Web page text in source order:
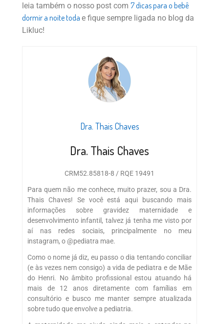
leia também o nosso post com 7 dicas para o bebê
dormir a noite toda e fique sempre ligada no blog da
Likluc!
Dra. Thais Chaves
Dra. Thais Chaves
CRM52.85818-8 / RQE 19491
Para quem não me conhece, muito prazer, sou a Dra.
Thais Chaves! Se você está aqui buscando mais
informações sobre gravidez maternidade e
desenvolvimento infantil, talvez já tenha me visto por
aí nas redes sociais, principalmente no meu
instagram, o @pediatra mae.
Como o nome já diz, eu passo o dia tentando conciliar
(e às vezes nem consigo) a vida de pediatra e de Mãe
do Henri. No âmbito profissional estou atuando há
mais de 12 anos diretamente com famílias em
consultório e busco me manter sempre atualizada
sobre tudo que envolve a pediatria.